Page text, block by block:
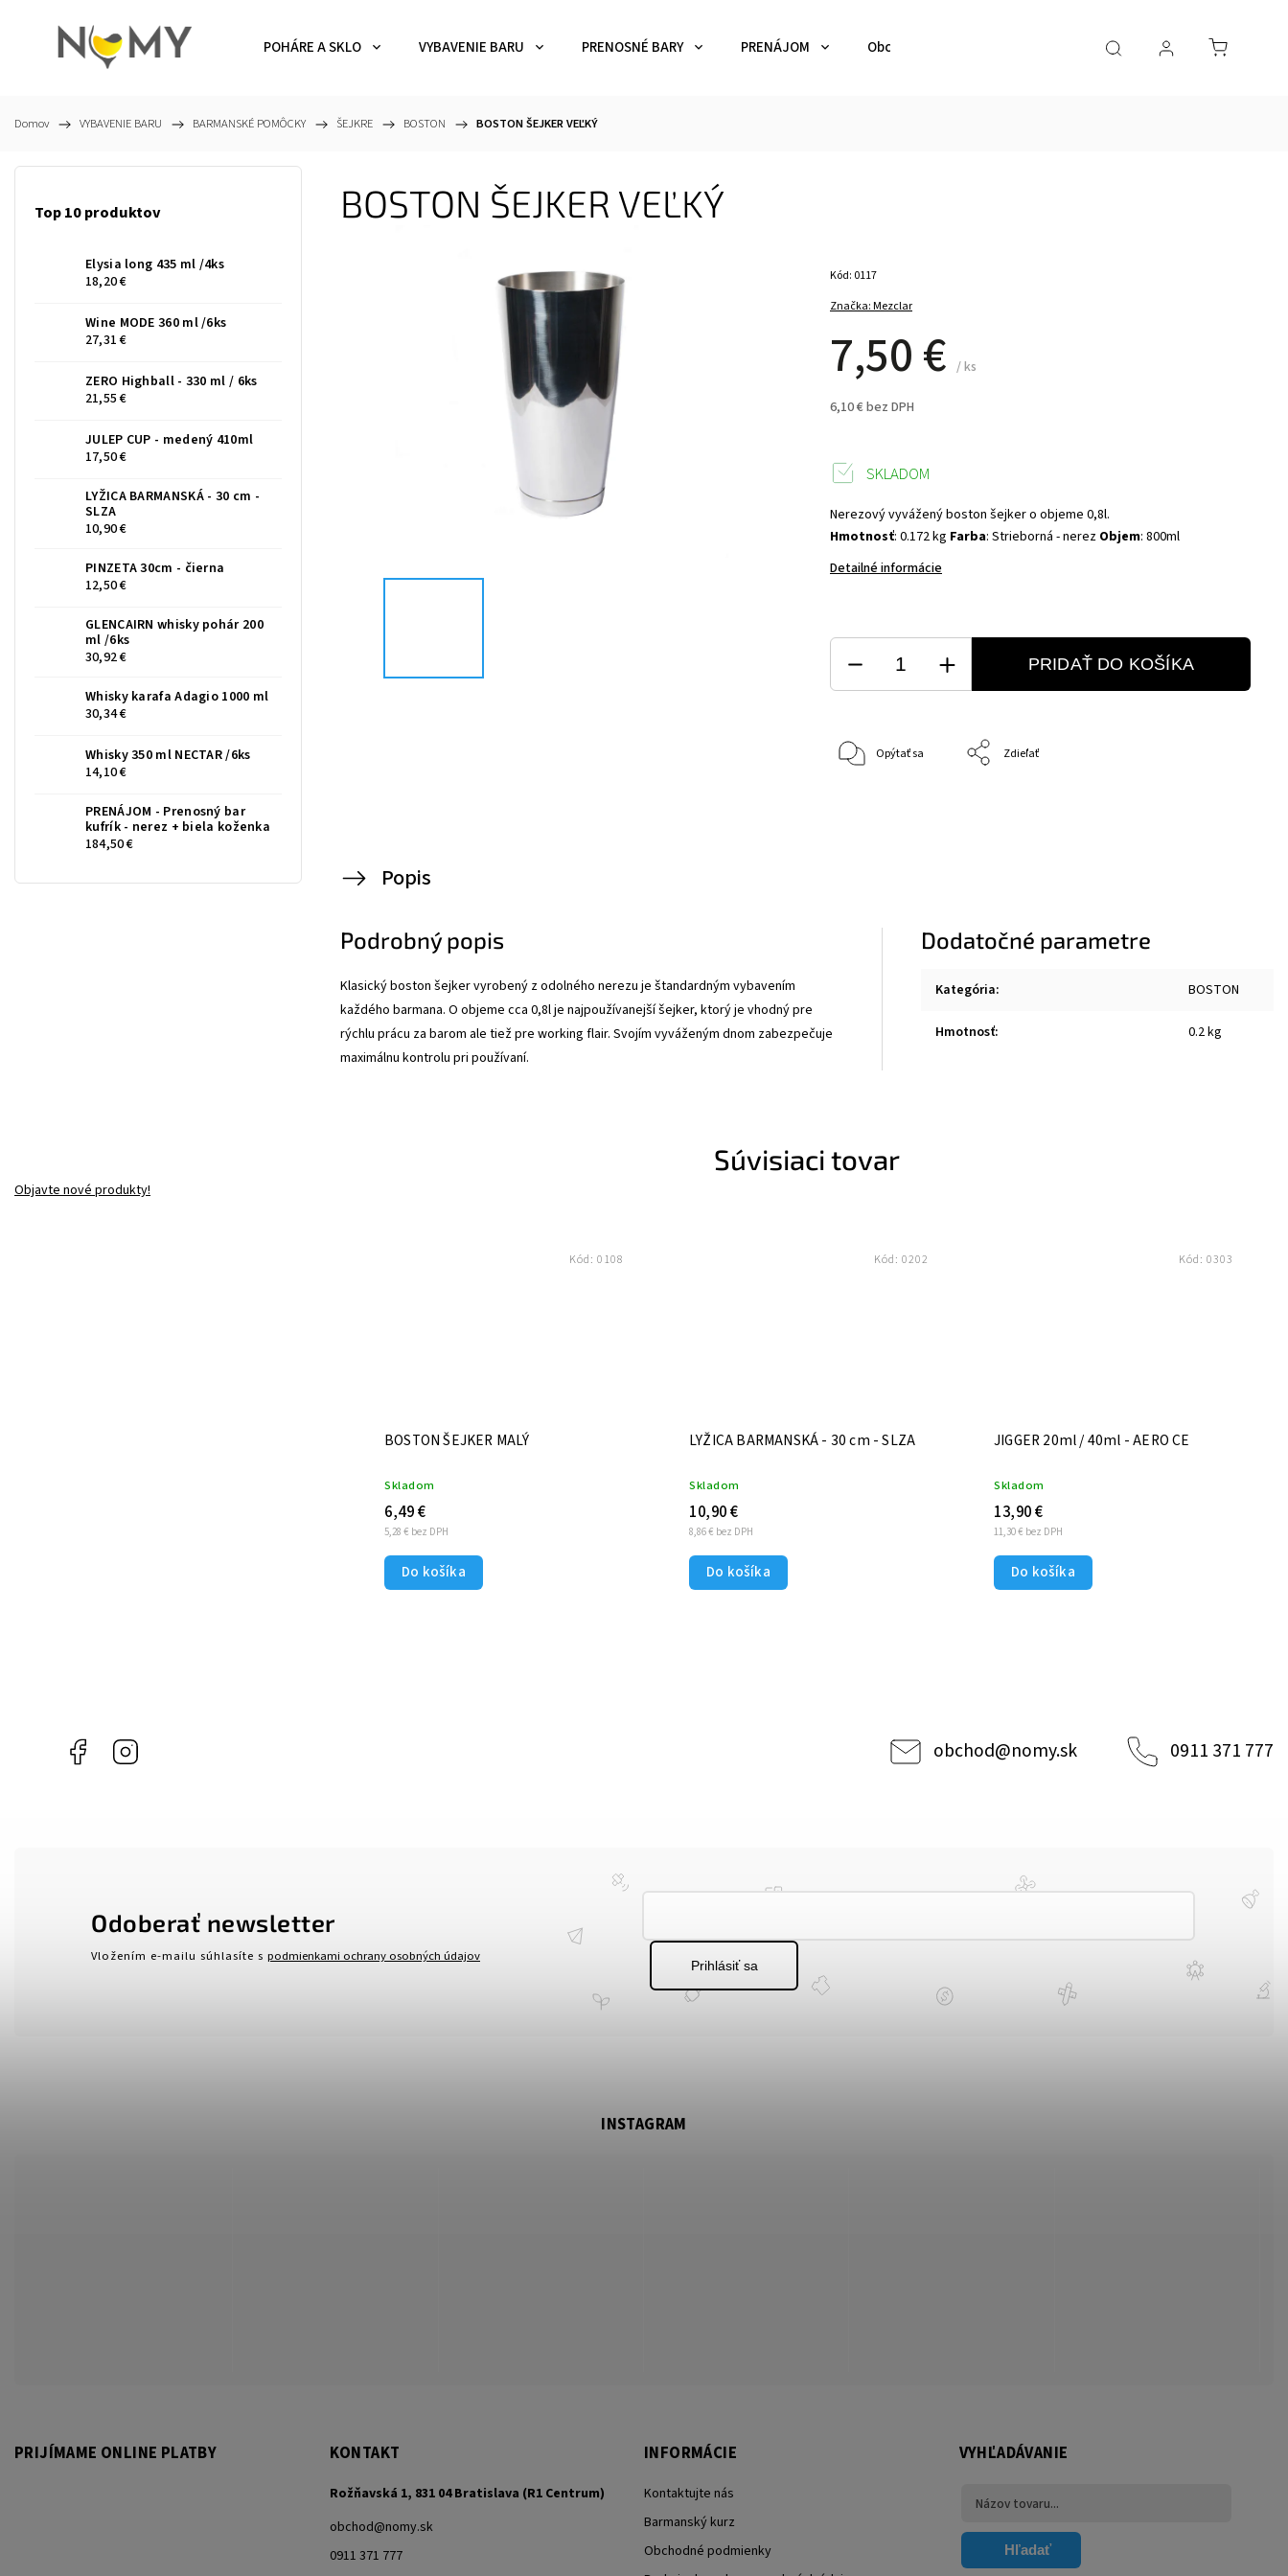
POHÁRE A SKLO VYBAVENIE BARU PRENOSNÉ BARY PRENÁJOM Obchodné podmienky Kontaktujte nás
Domov / VYBAVENIE BARU / BARMANSKÉ POMÔCKY / ŠEJKRE / BOSTON / BOSTON ŠEJKER VEĽKÝ
Top 10 produktov
Elysia long 435 ml /4ks
18,20 €
Wine MODE 360 ml /6ks
27,31 €
ZERO Highball - 330 ml / 6ks
21,55 €
JULEP CUP - medený 410ml
17,50 €
LYŽICA BARMANSKÁ - 30 cm -
SLZA
10,90 €
PINZETA 30cm - čierna
12,50 €
GLENCAIRN whisky pohár 200
ml /6ks
30,92 €
Whisky karafa Adagio 1000 ml
30,34 €
Whisky 350 ml NECTAR /6ks
14,10 €
PRENÁJOM - Prenosný bar
kufrík - nerez + biela koženka
184,50 €
Objavte nové produkty!
BOSTON ŠEJKER VEĽKÝ
Značka:Mezclar
7,50 € / ks
6,10 € bez DPH
Kód: 0117
Nerezový vyvážený boston šejker o objeme 0,8l.
Hmotnosť: 0.172 kg Farba: Strieborná - nerez Objem: 800ml
Detailné informácie
SKLADOM
PRIDAŤ DO KOŠÍKA
Opýtať sa Zdieľať
Popis
Podrobný popis
Klasický boston šejker vyrobený z odolného nerezu je štandardným vybavením
každého barmana. O objeme cca 0,8l je najpoužívanejší šejker, ktorý je vhodný pre
rýchlu prácu za barom ale tiež pre working flair. Svojím vyváženým dnom zabezpečuje
maximálnu kontrolu pri používaní.
Dodatočné parametre
Kategória: BOSTON
Hmotnosť: 0.2 kg
Súvisiaci tovar
BOSTON ŠEJKER MALÝ
Skladom
5,28 € bez DPH
6,49 €
Do košíka
Kód: 0108
LYŽICA BARMANSKÁ - 30 cm - SLZA
Skladom
8,86 € bez DPH
10,90 €
Do košíka
Kód: 0202
JIGGER 20ml / 40ml - AERO CE
Skladom
11,30 € bez DPH
13,90 €
Do košíka
Kód: 0303
Facebook obchod@nomy.sk 0911 371 777
PRIJÍMAME ONLINE PLATBY KONTAKT
Rožňavská 1, 831 04 Bratislava (R1 Centrum)
obchod@nomy.sk
0911 371 777
INFORMÁCIE
Kontaktujte nás
Barmanský kurz
Obchodné podmienky
Odoberať newsletter
Vložením e-mailu súhlasíte s podmienkami ochrany osobných údajov
Prihlásiť sa
VYHĽADÁVANIE
Hľadať
INSTAGRAM